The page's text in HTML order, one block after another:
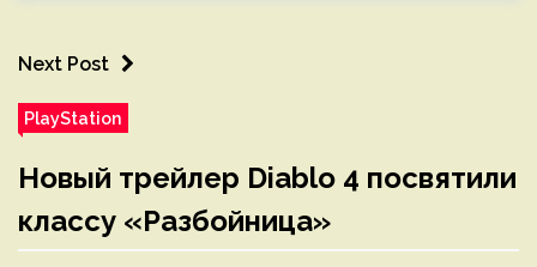
Next Post
PlayStation
Новый трейлер Diablo 4 посвятили
классу «Разбойница»